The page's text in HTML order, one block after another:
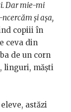
Dar mie-mi
și așa,
copiii în
ceva din
de un corn
linguri, măști
astăzi